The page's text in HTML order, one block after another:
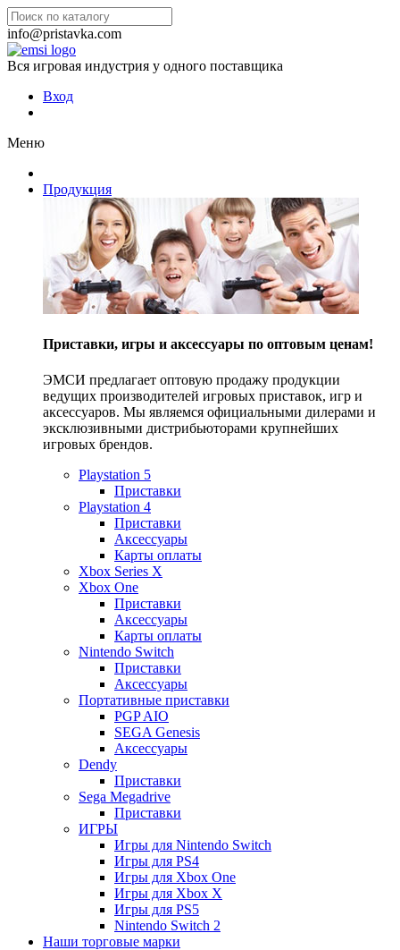
info@pristavka.com
Вся игровая индустрия у одного поставщика
Вход
Меню
Продукция
Приставки, игры и аксессуары по оптовым ценам!
ЭМСИ предлагает оптовую продажу продукции
ведущих производителей игровых приставок, игр и
аксессуаров. Мы являемся официальными дилерами и
эксклюзивными дистрибьюторами крупнейших
игровых брендов.
Playstation 5
Приставки
Playstation 4
Приставки
Аксессуары
Карты оплаты
Xbox Series X
Xbox One
Приставки
Аксессуары
Карты оплаты
Nintendo Switch
Приставки
Аксессуары
Портативные приставки
PGP AIO
SEGA Genesis
Аксессуары
Dendy
Приставки
Sega Megadrive
Приставки
ИГРЫ
Игры для Nintendo Switch
Игры для PS4
Игры для Xbox One
Игры для Xbox X
Игры для PS5
Nintendo Switch 2
Наши торговые марки